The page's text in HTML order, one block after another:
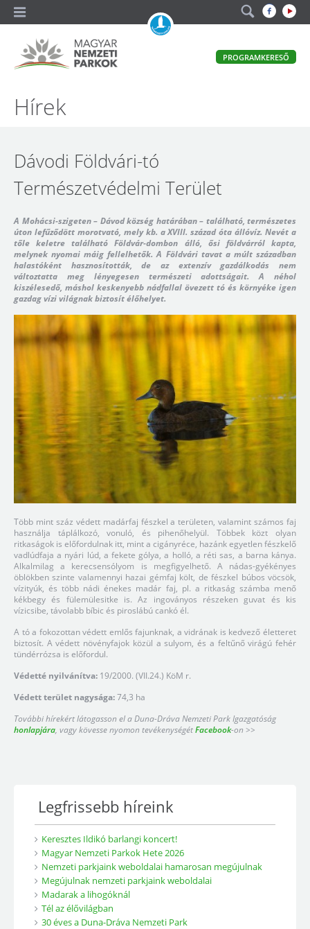
Magyar
Parkok
PROGRAMKERESŐ
Hírek
Dávodi Földvári-tó
Természetvédelmi Terület
A Mohácsi-szigeten – Dávod község határában – található, természetes
úton lefűződött morotvató, mely kb. a XVIII. század óta állóvíz. Nevét a
tőle keletre található Földvár-dombon álló, ősi földvárról kapta,
melynek nyomai máig fellelhetők. A Földvári tavat a múlt században
halastóként hasznosították, de az extenzív gazdálkodás nem
változtatta meg lényegesen természeti adottságait. A néhol
kiszélesedő, máshol keskenyebb nádfallal övezett tó és környéke igen
gazdag vízi világnak biztosít élőhelyet.
Több mint száz védett madárfaj fészkel a területen, valamint számos faj
használja táplálkozó, vonuló, és pihenőhelyül. Többek közt olyan
ritkaságok is előfordulnak itt, mint a cigányréce, hazánk egyetlen fészkelő
vadlúdfaja a nyári lúd, a fekete gólya, a holló, a réti sas, a barna kánya.
Alkalmilag a kerecsensólyom is megfigyelhető. A nádas-gyékényes
öblökben szinte valamennyi hazai gémfaj költ, de fészkel búbos vöcsök,
vízityúk, és több nádi énekes madár faj, pl. a ritkaság számba menő
kékbegy és fülemülesitke is. Az ingoványos részeken guvat és kis
vízicsibe, távolabb bíbic és piroslábú cankó él.
A tó a fokozottan védett emlős fajunknak, a vidrának is kedvező életteret
biztosít. A védett növényfajok közül a sulyom, és a feltűnő virágú fehér
tündérrózsa is előfordul.
Védetté nyilvánítva: 19/2000. (VII.24.) KöM r.
Védett terület nagysága:74,3 ha
További hírekért látogasson el a Duna-Dráva Nemzeti Park Igazgatóság
honlapjára, vagy kövesse nyomon tevékenységétFacebook-on >>
Legfrissebb híreink
Keresztes Ildikó barlangi koncert!
Magyar Nemzeti Parkok Hete 2026
Nemzeti parkjaink weboldalai hamarosan megújulnak
Megújulnak nemzeti parkjaink weboldalai
Madarak a lihogóknál
Tél az élővilágban
30 éves a Duna-Dráva Nemzeti Park